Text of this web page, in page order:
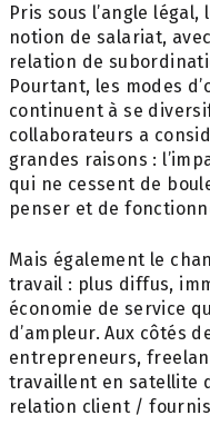
Pris sous l’angle
notion de salariat,
relation de
Pourtant, les modes
continuent à se
collaborateurs a
grandes raisons :
qui ne cessent de
penser et de
Mais également le
travail : plus diffus,
économie de service
d’ampleur. Aux côtés
entrepreneurs,
travaillent en satellite
relation client /